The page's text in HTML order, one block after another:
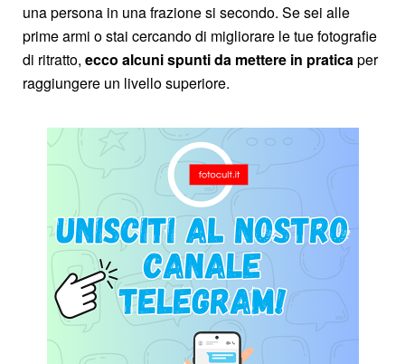
una persona in una frazione si secondo. Se sei alle
prime armi o stai cercando di migliorare le tue fotografie
di ritratto, ecco alcuni spunti da mettere in praticaper
raggiungere un livello superiore.